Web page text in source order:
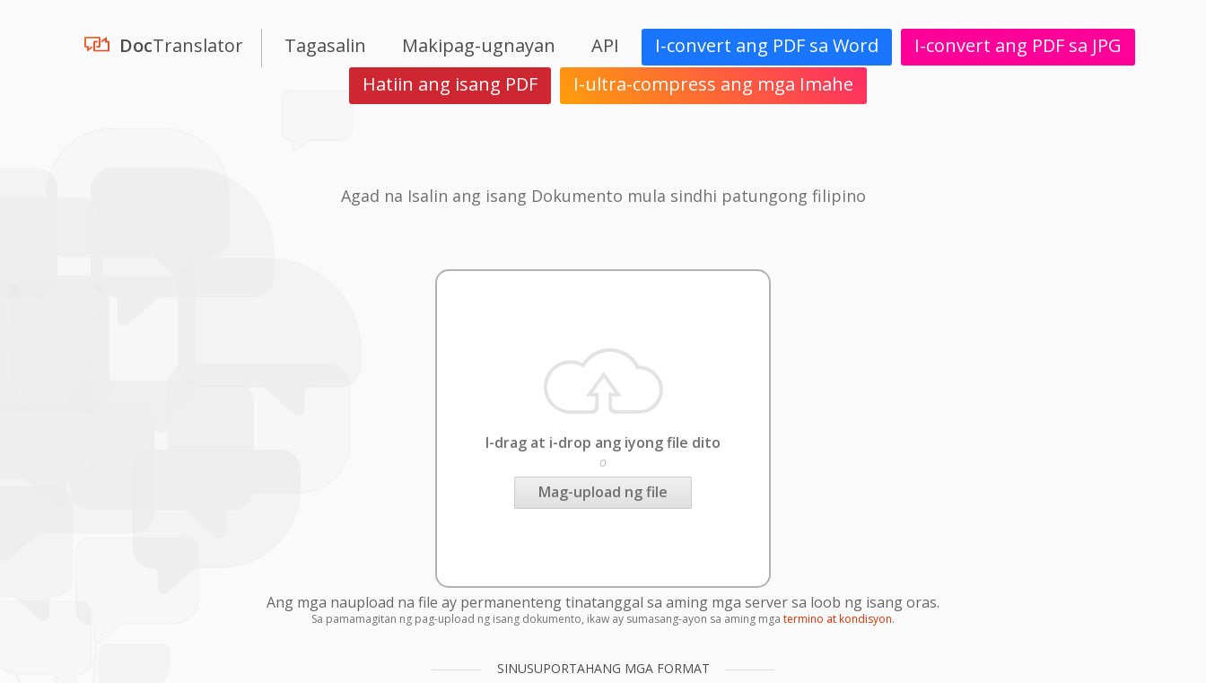
DocTranslator Tagasalin Makipag-ugnayan API I-convert ang PDF sa Word
I-convert ang PDF sa JPG
Hatiin ang isang PDF
I-ultra-compress ang mga Imahe
Agad na Isalin ang isang Dokumento mula sindhi patungong filipino
I-drag at i-drop ang iyong file dito
o
Mag-upload ng file
Ang mga naupload na file ay permanenteng tinatanggal sa aming mga server sa loob ng isang oras.
Sa pamamagitan ng pag-upload ng isang dokumento, ikaw ay sumasang-ayon sa aming mga termino at kondisyon.
SINUSUPORTAHANG MGA FORMAT